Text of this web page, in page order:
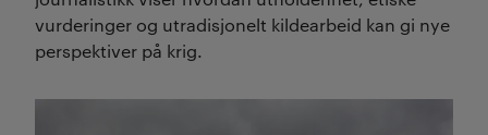
vurderinger og utradisjonelt kildearbeid kan gi nye
perspektiver på krig.